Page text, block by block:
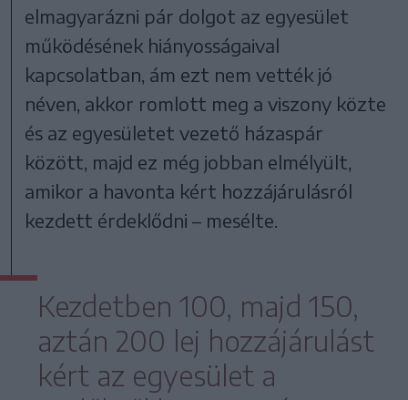
elmagyarázni pár dolgot az egyesület
működésének hiányosságaival
kapcsolatban, ám ezt nem vették jó
néven, akkor romlott meg a viszony közte
és az egyesületet vezető házaspár
között, majd ez még jobban elmélyült,
amikor a havonta kért hozzájárulásról
kezdett érdeklődni – mesélte.
Kezdetben 100, majd 150,
aztán 200 lej hozzájárulást
kért az egyesület a